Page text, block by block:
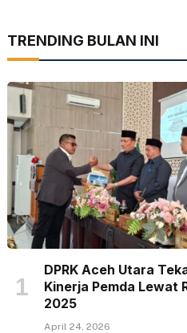
TRENDING BULAN INI
DPRK Aceh Utara
Kinerja Pemda Lewat
2025
April 24, 2026